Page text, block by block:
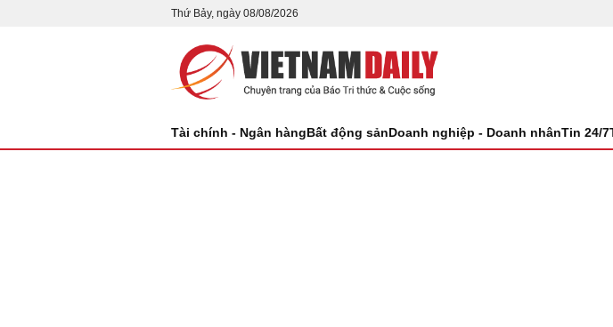
Thứ Bảy, ngày 08/08/2026
Tài chính - Ngân hàngBất động sảnDoanh nghiệp - Doanh nhânTin 24/7